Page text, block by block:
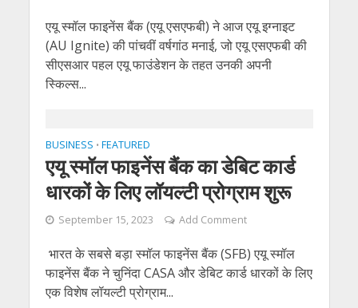
एयू स्मॉल फाइनेंस बैंक (एयू एसएफबी) ने आज एयू इग्नाइट
(AU Ignite) की पांचवीं वर्षगांठ मनाई, जो एयू एसएफबी की
सीएसआर पहल एयू फाउंडेशन के तहत उनकी अपनी
स्किल्स...
BUSINESS • FEATURED
एयू स्मॉल फाइनेंस बैंक का डेबिट कार्ड
धारकों के लिए लॉयल्टी प्रोग्राम शुरू
September 15, 2023 Add Comment
भारत के सबसे बड़ा स्मॉल फाइनेंस बैंक (SFB) एयू स्मॉल
फाइनेंस बैंक ने चुनिंदा CASA और डेबिट कार्ड धारकों के लिए
एक विशेष लॉयल्टी प्रोग्राम...